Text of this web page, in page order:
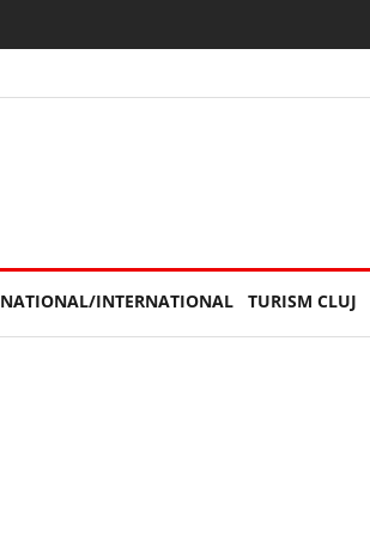
NATIONAL/INTERNATIONAL TURISM CLUJ